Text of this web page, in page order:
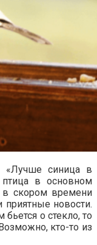
«Лучше синица в
в основном
в скором времени
новости.
о стекло, то
кто-то из